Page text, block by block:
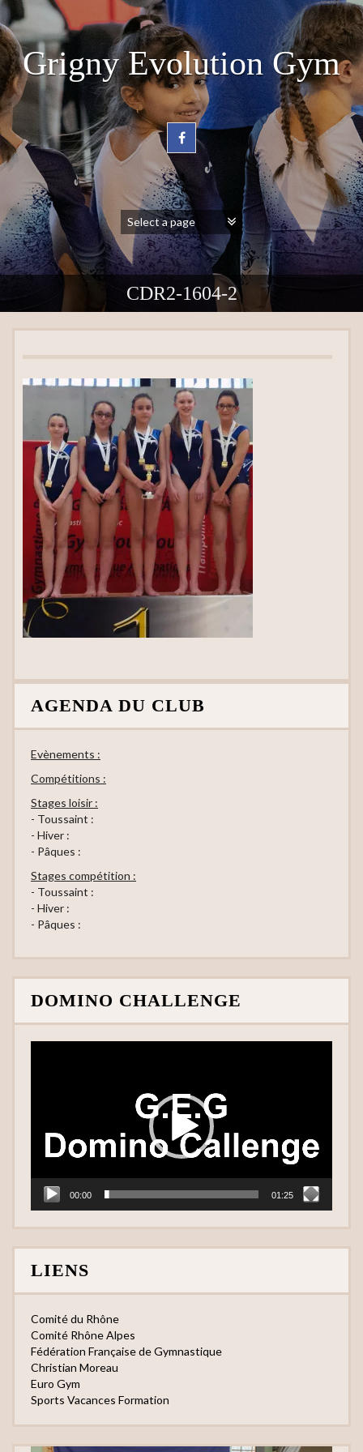
Grigny Evolution Gym
CDR2-1604-2
AGENDA DU CLUB
Evènements :
Compétitions :
Stages loisir :
- Toussaint :
- Hiver :
- Pâques :
Stages compétition :
- Toussaint :
- Hiver :
- Pâques :
DOMINO CHALLENGE
00:00 01:25
LIENS
Comité du Rhône
Comité Rhône Alpes
Fédération Française de Gymnastique
Christian Moreau
Euro Gym
Sports Vacances Formation